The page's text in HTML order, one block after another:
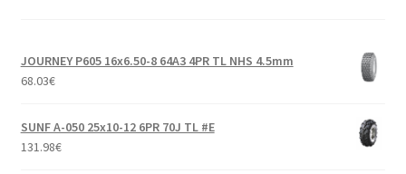
JOURNEY P605 16x6.50-8 64A3 4PR TL NHS 4.5mm
68.03€
SUNF A-050 25x10-12 6PR 70J TL #E
131.98€